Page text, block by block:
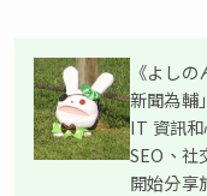
《よし
新聞為輔
IT 資訊
SEO、社
開始分享